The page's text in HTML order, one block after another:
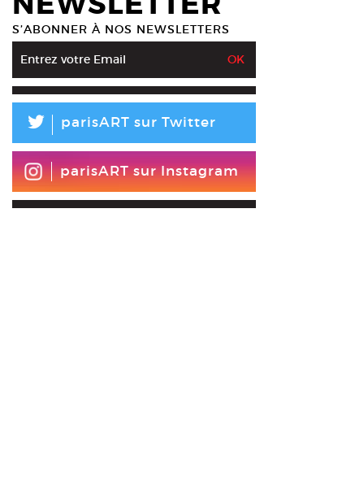
S’ABONNER À NOS NEWSLETTERS
L parisART sur Twitter
parisART sur Instagram